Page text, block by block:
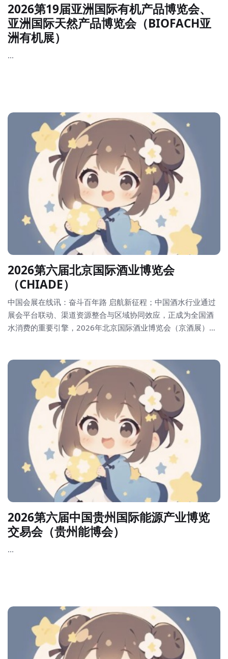
2026第19届亚洲国际有机产品博览会、
亚洲国际天然产品博览会（BIOFACH亚
洲有机展）
...
2026第六届北京国际酒业博览会
（CHIADE）
中国会展在线讯：奋斗百年路 启航新征程；中国酒水行业通过
展会平台联动、渠道资源整合与区域协同效应，正成为全国酒
水消费的重要引擎，2026年北京国际酒业博览会（京酒展）以
名品方阵”，2025年《提振消费专项行动方案》强化展会平台政
策背书。北京酒业博览会以‌全球视野定标、文化基因塑魂、渠
道革命铺路、政策红利护航‌，重构中国酒业发展生态，成为品
牌从区域深耕到全球竞争的核心枢...
2026第六届中国贵州国际能源产业博览
交易会（贵州能博会）
...